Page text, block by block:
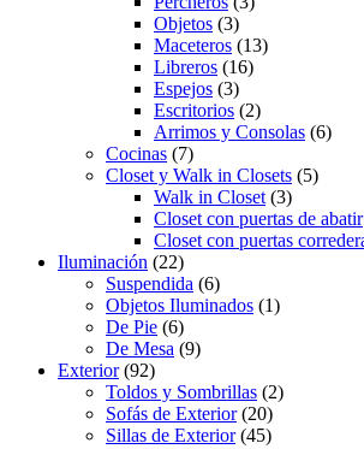
Objetos (3)
Maceteros (13)
Libreros (16)
Espejos (3)
Escritorios (2)
Arrimos y Consolas (6)
Cocinas (7)
Closet y Walk in Closets (5)
Walk in Closet (3)
Closet con puertas de abatir
Closet con puertas
Iluminación (22)
Suspendida (6)
Objetos Iluminados (1)
De Pie (6)
De Mesa (9)
Exterior(92)
Toldos y Sombrillas (2)
Sofás de Exterior(20)
Sillas de Exterior(45)